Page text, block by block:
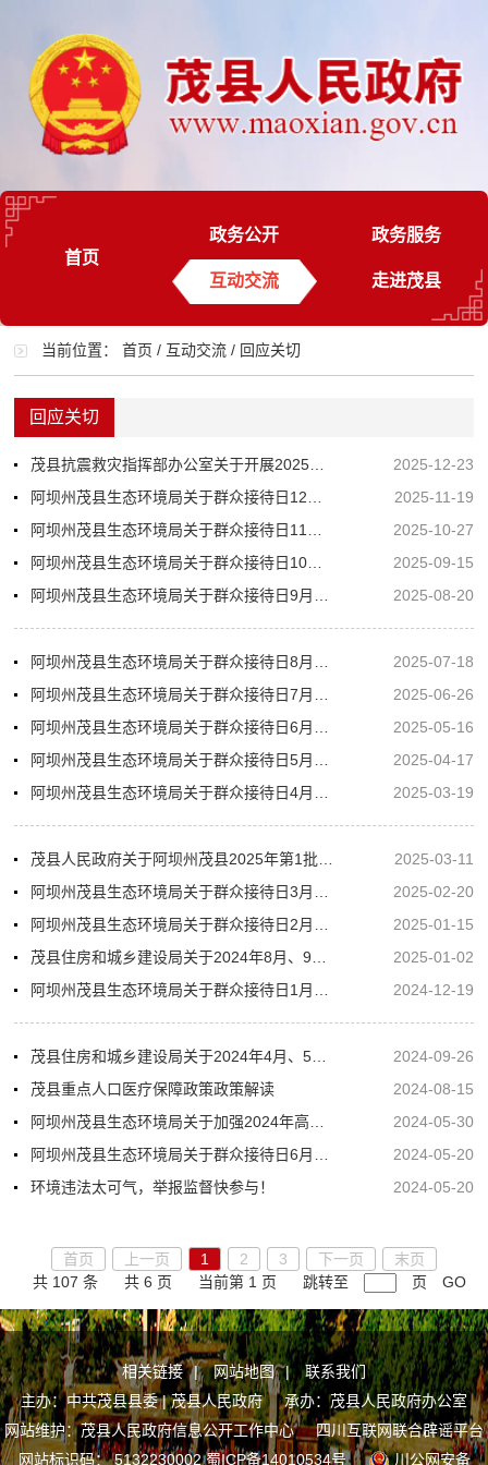
首页
政务公开 政务服务
互动交流 走进茂县
当前位置：首页 / 互动交流 / 回应关切
回应关切
2025-12-23
2025-11-19
2025-10-27
2025-09-15
2025-08-20
2025-07-18
2025-06-26
2025-05-16
2025-04-17
2025-03-19
2025-03-11
2025-02-20
2025-01-15
2025-01-02
2024-12-19
2024-09-26
茂县重点人口医疗保障政策政策解读
2024-08-15
2024-05-30
2024-05-20
环境违法太可气，举报监督快参与！
2024-05-20
首页 上一页 1 2 3 下一页
末页
共 107 条
共 6 页 当前第 1 页 跳转至 页 GO
相关链接 | 网站地图 |
联系我们
主办：中共茂县县委 | 茂县人民政府 承办：茂县人民政府办公室
网站维护：茂县人民政府信息公开工作中心四川互联网联合辟谣平台
网站标识码： 5132230002蜀ICP备14010534号 川公网安备